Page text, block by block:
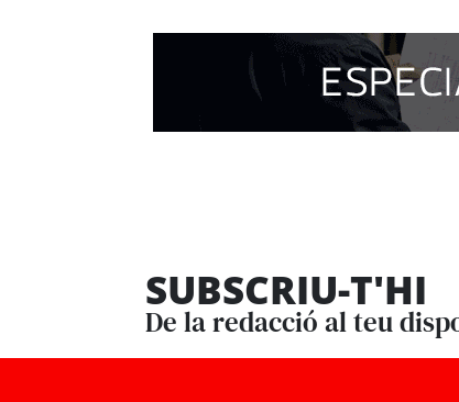
SUBSCRIU-T'HI
De la redacció al teu